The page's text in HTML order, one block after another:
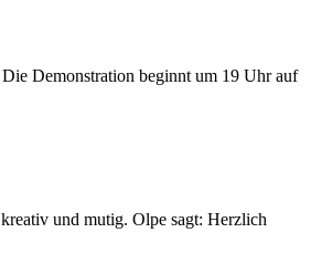
Demonstration beginnt um 19 Uhr auf
und mutig. Olpe sagt: Herzlich